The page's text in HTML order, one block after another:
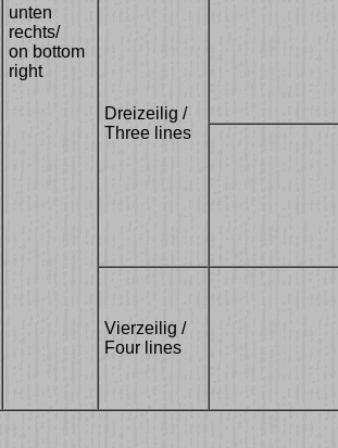
unten
rechts/
on bottom
right
Dreizeilig /
Three lines
Vierzeilig /
Four lines